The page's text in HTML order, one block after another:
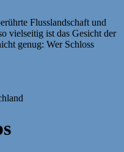
Flusslandschaft und
vielseitig ist das Gesicht der
genug: Wer Schloss